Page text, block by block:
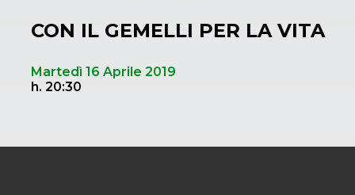
CON IL GEMELLI PER LA VITA
Martedì 16 Aprile 2019
h. 20:30